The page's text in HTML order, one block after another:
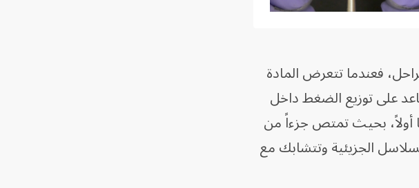
فعندما تتعرض المادة
على توزيع الضغط داخل
أولاً، بحيث تمتص جزءاً من
الجزيئية وتتشابك مع